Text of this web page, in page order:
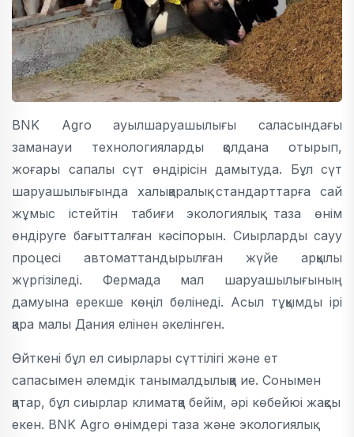
BNK Agro ауылшаруашылығы саласындағы
заманауи технологияларды қолдана отырып,
жоғары сапалы сүт өндірісін дамытуда. Бұл сүт
шаруашылығында халықаралық стандарттарға сай
жұмыс істейтін табиғи экологиялық таза өнім
өндіруге бағытталған кәсіпорын. Сиырларды сауу
процесі автоматтандырылған жүйе арқылы
жүргізіледі. Фермада мал шаруашылығының
дамуына ерекше көңіл бөлінеді. Асыл тұқымды ірі
қара малы Дания елінен әкелінген.
Өйткені бұл ел сиырлары сүттілігі және ет
сапасымен әлемдік танымалдылыққа ие. Сонымен
қатар, бұл сиырлар климатқа бейім, әрі көбейюі жақсы
екен. BNK Agro өнімдері таза және экологиялық